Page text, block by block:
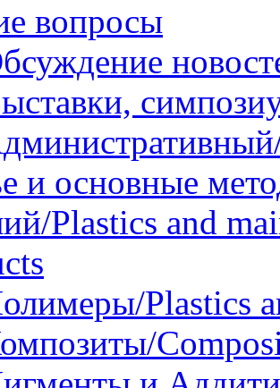
вопросы
и основные
Plastics and
Plastics